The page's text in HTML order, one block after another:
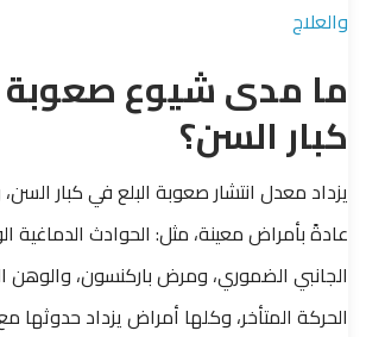
والعلاج
ما مدى شيوع صعوبة
كبار السن؟
يزداد معدل انتشار صعوبة البلع في كبار
عادةً بأمراض معينة، مثل: الحوادث الدماغية
الجانبي الضموري، ومرض باركنسون، والوهن
الحركة المتأخر، وكلها أمراض يزداد حدوثها